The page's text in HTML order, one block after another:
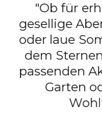
"Ob für
gesellige
oder laue
dem
passenden
Garten